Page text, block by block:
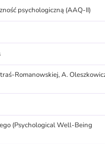
psychologiczną (AAQ-II)
Romanowskiej, A.
(Psychological Well-Being